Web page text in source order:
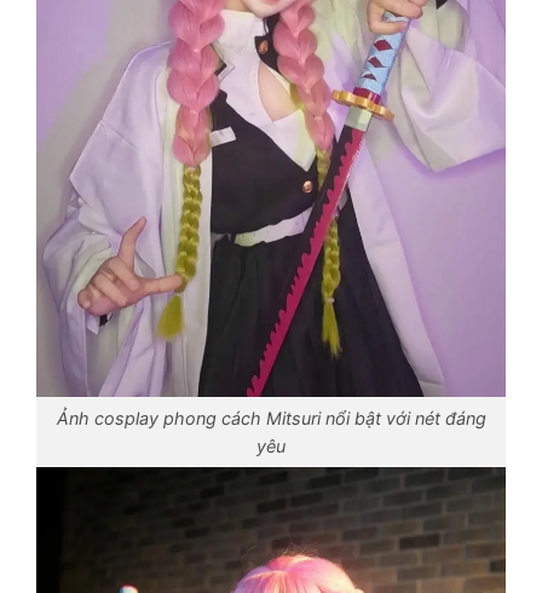
Ảnh cosplay phong cách Mitsuri nổi bật với nét đáng
yêu